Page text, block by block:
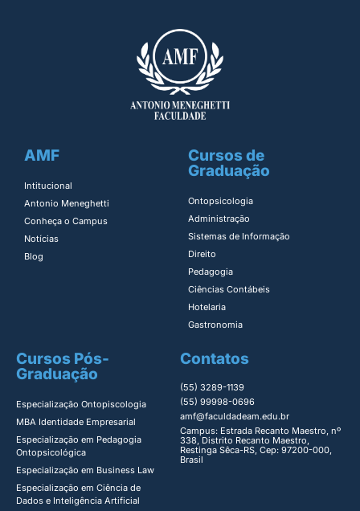
AMF
Intitucional
Antonio Meneghetti
Conheça o Campus
Notícias
Blog
Cursos de
Graduação
Ontopsicologia ​
Administração​
Sistemas de Informação​
Direito​
Pedagogia
Ciências Contábeis
Hotelaria
Gastronomia
Cursos Pós-
Graduação
Especialização Ontopiscologia ​
MBA Identidade Empresarial​
Especialização em Pedagogia
Ontopsicológica​
Especialização em Business Law
Especialização em Ciência de
Dados e Inteligência Artificial
Contatos
(55) 3289-1139
(55) 99998-0696
amf@faculdadeam.edu.br
Campus: Estrada Recanto Maestro, nº
338, Distrito Recanto Maestro,
Restinga Sêca-RS, Cep: 97200-000,
Brasil